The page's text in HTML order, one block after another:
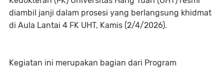
diambil janji dalam prosesi yang berlangsung khidmat
di Aula Lantai 4 FK UHT, Kamis (2/4/2026).
Kegiatan ini merupakan bagian dari Program